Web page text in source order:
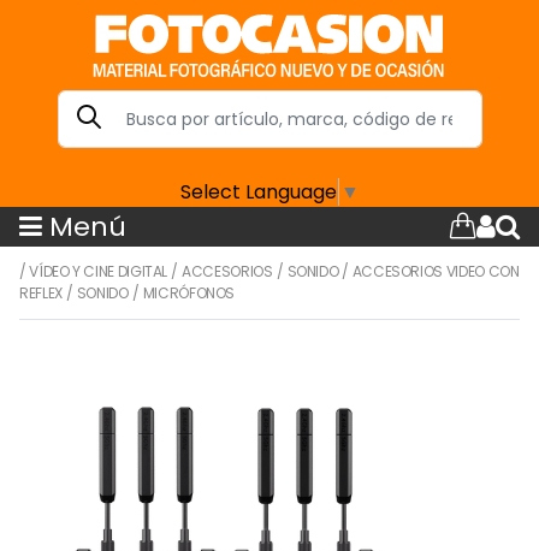
Select Language ▼
Menú
/VÍDEO Y CINE DIGITAL /ACCESORIOS / SONIDO / ACCESORIOS VIDEO CON
REFLEX/ SONIDO/ MICRÓFONOS